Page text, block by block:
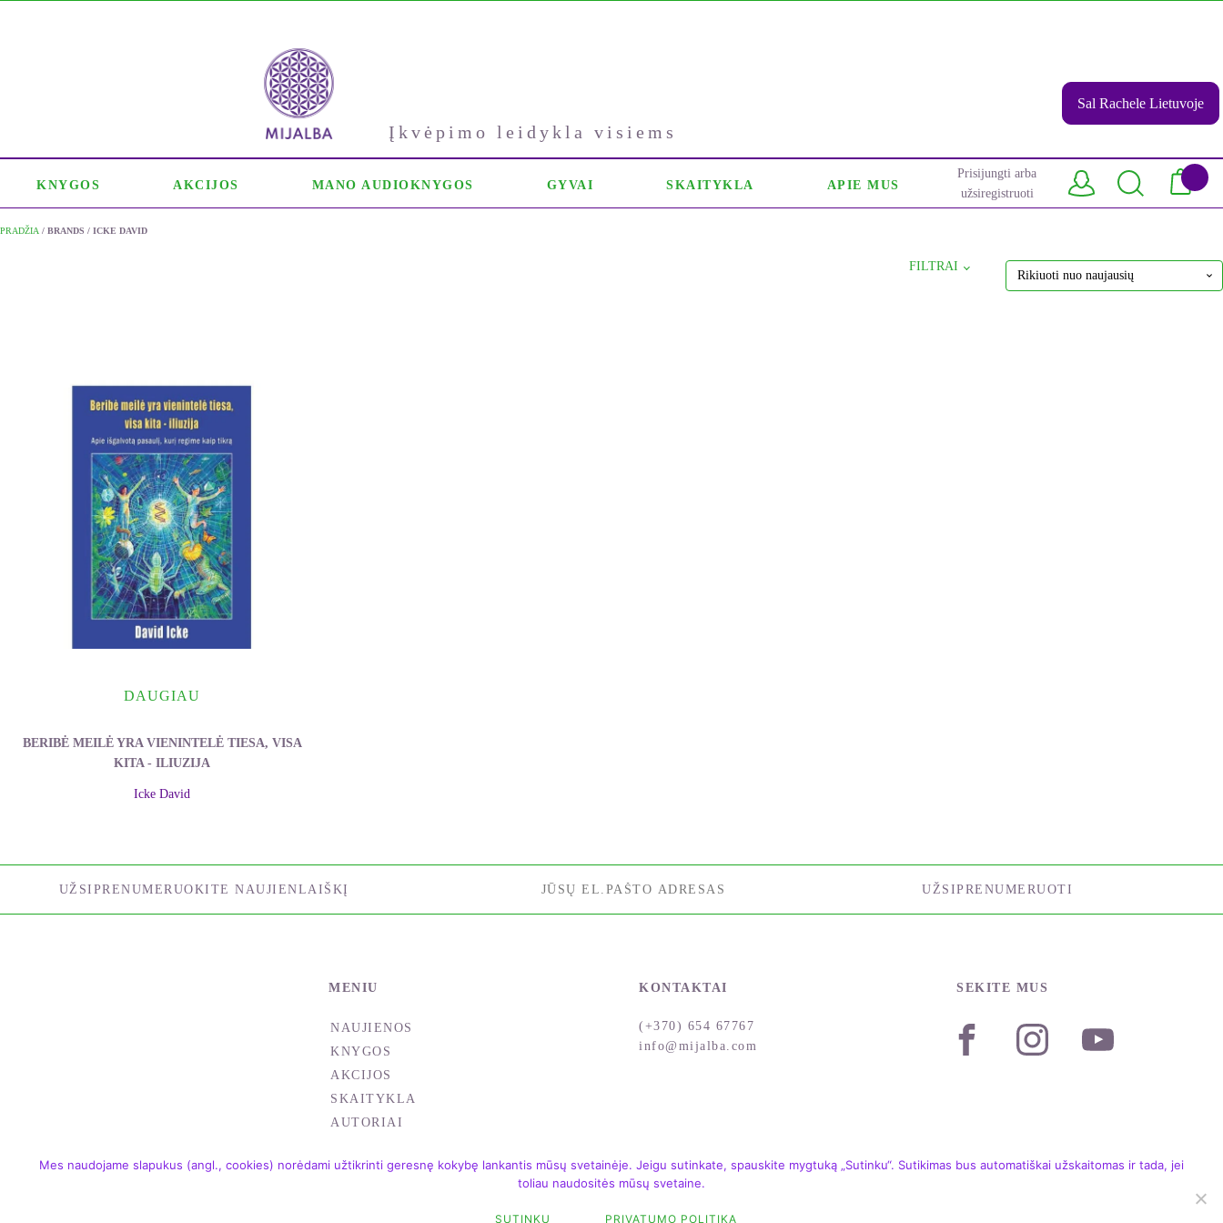
Įkvėpimo leidykla visiems
Sal Rachele Lietuvoje
KNYGOS AKCIJOS MANO AUDIOKNYGOS GYVAI SKAITYKLA APIE MUS
Prisijungti arba
užsiregistruoti
PRADŽIA / BRANDS / ICKE DAVID
FILTRAI
DAUGIAU
BERIBĖ MEILĖ YRA VIENINTELĖ TIESA, VISA
KITA - ILIUZIJA
Icke David
UŽSIPRENUMERUOKITE NAUJIENLAIŠKĮ UŽSIPRENUMERUOTI
MENIU
NAUJIENOS
KNYGOS
AKCIJOS
SKAITYKLA
AUTORIAI
KONTAKTAI
(+370) 654 67767
info@mijalba.com
SEKITE MUS
Mes naudojame slapukus (angl., cookies) norėdami užtikrinti geresnę kokybę lankantis mūsų svetainėje. Jeigu sutinkate, spauskite mygtuką „Sutinku“. Sutikimas bus automatiškai užskaitomas ir tada, jei
toliau naudositės mūsų svetaine.
SUTINKU PRIVATUMO POLITIKA